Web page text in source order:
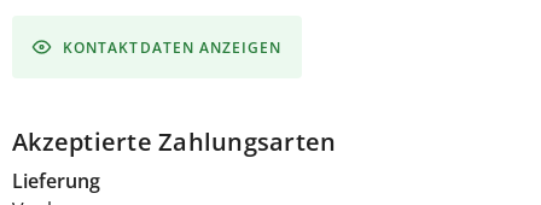
KONTAKTDATEN ANZEIGEN
Akzeptierte Zahlungsarten
Lieferung